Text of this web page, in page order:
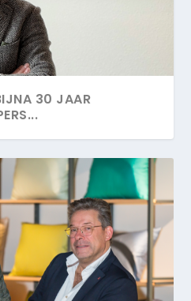
30 JAAR